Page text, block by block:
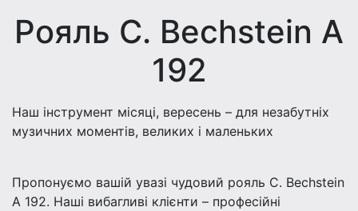
Рояль C. Bechstein A
192
Наш інструмент місяці, вересень – для незабутніх
музичних моментів, великих і маленьких
Пропонуємо вашій увазі чудовий рояль C. Bechstein
A 192. Наші вибагливі клієнти – професійні